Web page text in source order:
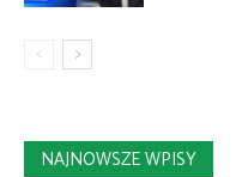
NAJNOWSZE WPISY